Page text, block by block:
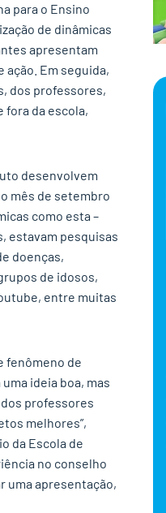
para o Ensino
de dinâmicas
apresentam
Em seguida,
dos professores,
fora da escola,
desenvolvem
mês de setembro
como esta –
estavam pesquisas
doenças,
de idosos,
entre muitas
fenômeno de
ideia boa, mas
professores
melhores”,
da Escola de
no conselho
uma apresentação,